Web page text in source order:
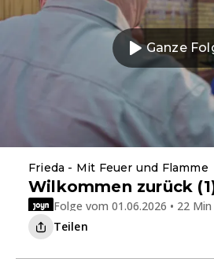
Ganze
Frieda - Mit Feuer und Flamme
Wilkommen zurück
Folge vom 01.06.2026 • 22 Min
Teilen